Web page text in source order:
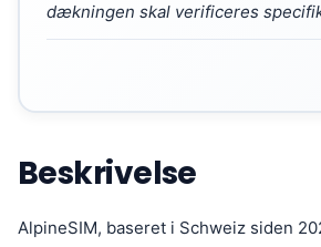
dækningen skal verificeres
Beskrivelse
AlpineSIM, baseret i Schweiz siden